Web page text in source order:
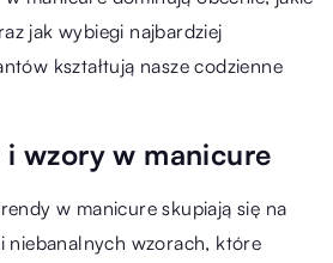
jak wybiegi najbardziej
kształtują nasze codzienne
wzory w manicure
w manicure skupiają się na
niebanalnych wzorach, które